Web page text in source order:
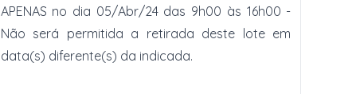
APENAS no dia 05/Abr/24 das 9h00 às 16h00 -
Não será permitida a retirada deste lote em
data(s) diferente(s) da indicada.